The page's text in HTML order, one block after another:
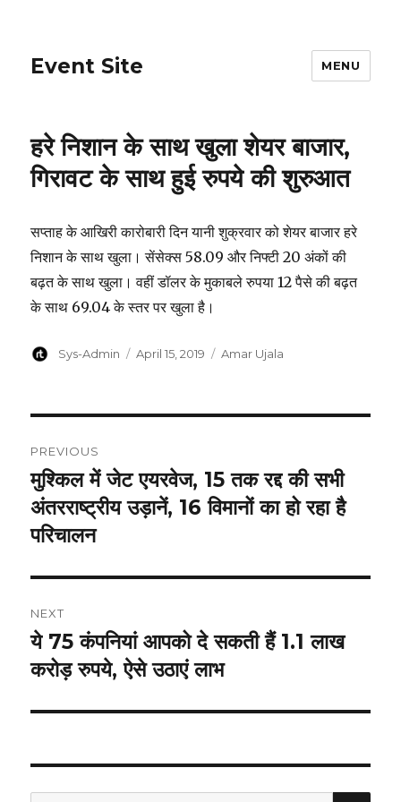
Event Site MENU
हरे निशान के साथ खुला शेयर बाजार,
गिरावट के साथ हुई रुपये की शुरुआत
सप्ताह के आखिरी कारोबारी दिन यानी शुक्रवार को शेयर बाजार हरे
निशान के साथ खुला। सेंसेक्स 58.09 और निफ्टी 20 अंकों की
बढ़त के साथ खुला। वहीं डॉलर के मुकाबले रुपया 12 पैसे की बढ़त
के साथ 69.04 के स्तर पर खुला है।
Author
Sys-Admin
Posted
April 15, 2019 Categories
Amar Ujala
navigation
PREVIOUS
Previous
post:
मुश्किल में जेट एयरवेज, 15 तक रद्द की सभी
अंतरराष्ट्रीय उड़ानें, 16 विमानों का हो रहा है
परिचालन
NEXT
Next
post:
ये 75 कंपनियां आपको दे सकती हैं 1.1 लाख
करोड़ रुपये, ऐसे उठाएं लाभ